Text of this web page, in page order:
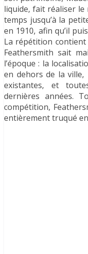
liquide, fait réaliser le
temps jusqu’à la
en 1910, afin qu’il
La répétition contient
Feathersmith sait
l’époque : la
en dehors de la
existantes, et
dernières années.
compétition,
entièrement truqué